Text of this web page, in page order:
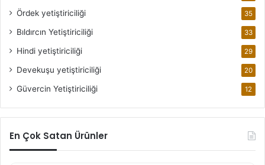
Ördek yetiştiriciliği 35
Bıldırcın Yetiştiriciliği 33
Hindi yetiştiriciliği 29
Devekuşu yetiştiriciliği 20
Güvercin Yetiştiriciliği 12
En Çok Satan Ürünler